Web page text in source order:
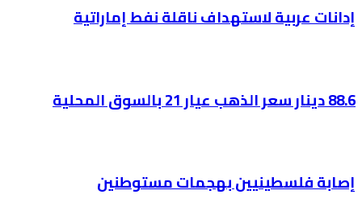
إدانات عربية لاستهداف ناقلة نفط إماراتية
88.6 دينار سعر الذهب عيار 21 بالسوق المحلية
إصابة فلسطينيين بهجمات مستوطنين